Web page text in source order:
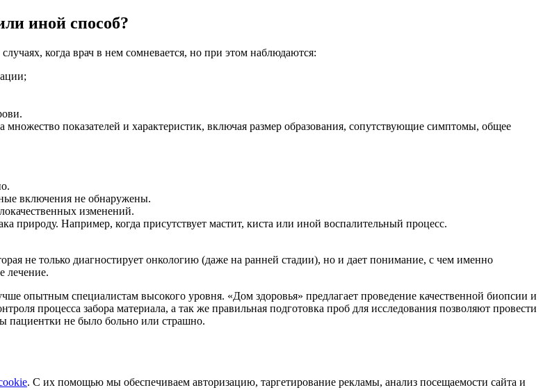
иной способ?
когда врач в нем сомневается, но при этом наблюдаются:
множество показателей и характеристик, включая размер образования, сопутствующие симптомы, общее
включения не обнаружены.
изменений.
Например, когда присутствует мастит, киста или иной воспалительный процесс.
не только диагностирует онкологию (даже на ранней стадии), но и дает понимание, с чем именно
лечение.
опытным специалистам высокого уровня. «Дом здоровья» предлагает проведение качественной биопсии и
процесса забора материала, а так же правильная подготовка проб для исследования позволяют провести
пациентки не было больно или страшно.
. С их помощью мы обеспечиваем авторизацию, таргетирование рекламы, анализ посещаемости сайта и